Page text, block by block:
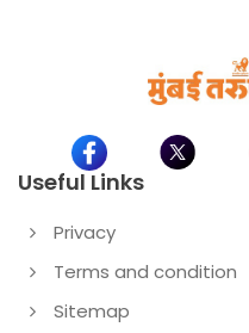
Useful Links
Privacy
Terms and condition
Sitemap